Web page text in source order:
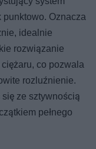
Oznacza
idealnie
rozwiązanie
co pozwala
rozluźnienie.
ze sztywnością
pełnego